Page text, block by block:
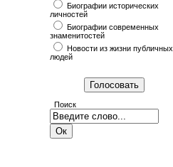
Биографии исторических
личностей
Биографии современных
знаменитостей
Новости из жизни публичных
людей
Поиск